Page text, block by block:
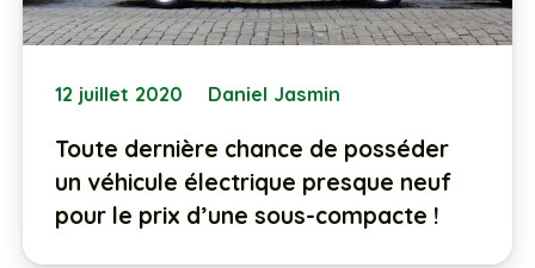
12 juillet 2020 Daniel Jasmin
Toute dernière chance de posséder
un véhicule électrique presque neuf
pour le prix d’une sous-compacte !